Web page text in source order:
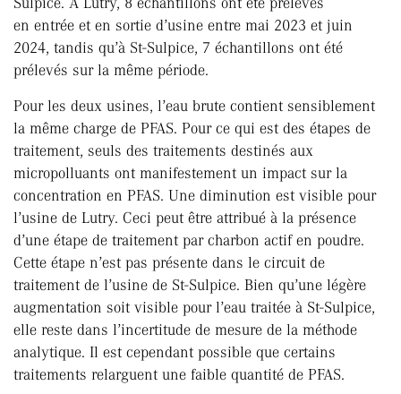
en entrée et en sortie d’usine entre mai 2023 et juin
2024, tandis qu’à St-Sulpice, 7 échantillons ont été
prélevés sur la même période.
Pour les deux usines, l’eau brute contient sensiblement
la même charge de PFAS. Pour ce qui est des étapes de
traitement, seuls des traitements destinés aux
micropolluants ont manifestement un impact sur la
concentration en PFAS. Une diminution est visible pour
l’usine de Lutry. Ceci peut être attribué à la présence
d’une étape de traitement par charbon actif en poudre.
Cette étape n’est pas présente dans le circuit de
traitement de l’usine de St-Sulpice. Bien qu’une légère
augmentation soit visible pour l’eau traitée à St-Sulpice,
elle reste dans l’incertitude de mesure de la méthode
analytique. Il est cependant possible que certains
traitements relarguent une faible quantité de PFAS.